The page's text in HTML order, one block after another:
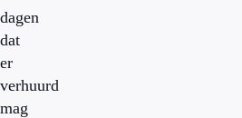
dagen
dat
er
verhuurd
mag